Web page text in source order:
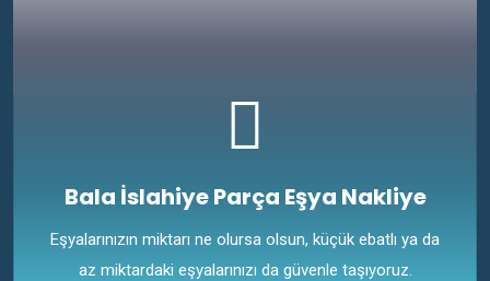
Bala İslahiye Parça Eşya Nakliye
Eşyalarınızın miktarı ne olursa olsun, küçük ebatlı ya da
az miktardaki eşyalarınızı da güvenle taşıyoruz.